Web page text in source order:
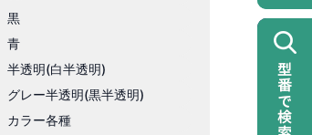
黒
青
半透明(白半透明)
グレー半透明(黒半透明)
カラー各種